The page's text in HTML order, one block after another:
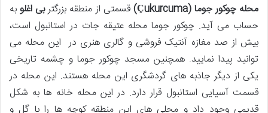
محله چوکور جوما (Çukurcuma) قسمتی از منطقه بزرگتربی اغلوبه
حساب می آید. چوکور جوما محله عتیقه جات در استانبول است،
بیش از صد مغازه آنتیک فروشی و گالری هنری در این محله می
توانید پیدا نمایید. همچنین مسجد چوکور جوما و چشمه تاریخی
یکی از دیگر جاذبه های گردشگری این محله هستند. این محله در
قسمت آسیایی استانبول قرار دارد. در این محله خانه ها به شکل
قدیمی وجود داد و محلی های این منطقه کوچه ها را با گل و